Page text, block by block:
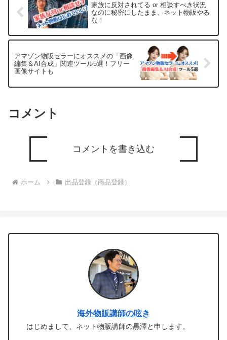
家族に反対されてる or 相談すべき状況
なのに秘密にしたまま、ネット物販やる
な！
アマゾン物販セラーにオススメの「画像
編集＆AI合成」関連ツール5選！フリー
画像サイトも
コメント
コメントを書き込む
ホーム 出品登録（商品登録）
海外物販講師の呟き
はじめまして、ネット物販講師の黒澤と申します。